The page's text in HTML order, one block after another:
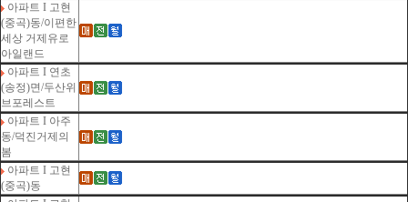
아파트 I 고현
(중곡)동/이편한
세상 거제유로
아일랜드
아파트 I 연초
(송정)면/두산위
브포레스트
아파트 I 아주
동/덕진거제의
봄
아파트 I 고현
(중곡)동